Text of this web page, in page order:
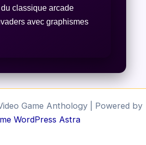
classique arcade
avec graphismes
Game Anthology | Powered by
WordPress Astra